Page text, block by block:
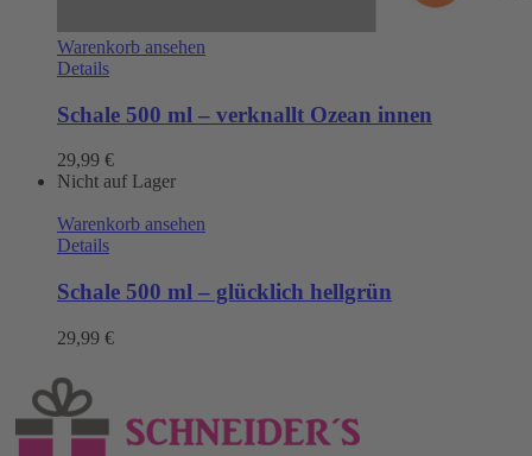
Warenkorb ansehen
Details
Schale 500 ml – verknallt Ozean innen
29,99 €
Nicht auf Lager
Warenkorb ansehen
Details
Schale 500 ml – glücklich hellgrün
29,99 €